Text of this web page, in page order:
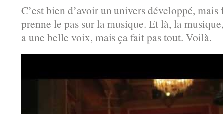
C’est bien d’avoir un univers développé,
prenne le pas sur la musique. Et là, la
a une belle voix, mais ça fait pas tout. Voilà.